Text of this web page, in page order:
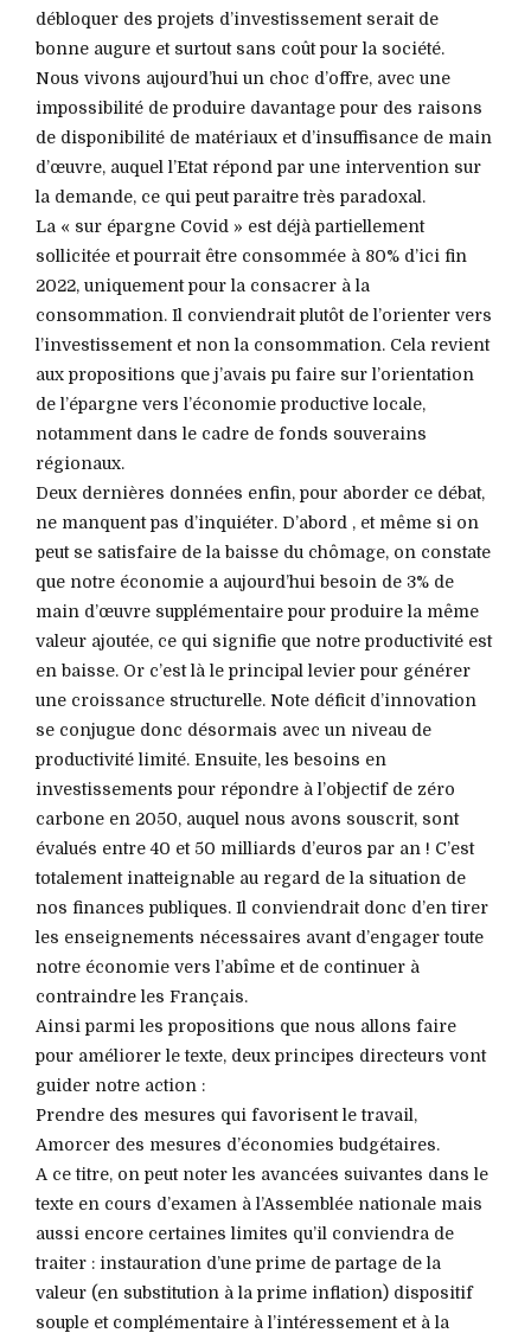
débloquer des projets d’investissement serait de
bonne augure et surtout sans coût pour la société.
Nous vivons aujourd’hui un choc d’offre, avec une
impossibilité de produire davantage pour des raisons
de disponibilité de matériaux et d’insuffisance de main
d’œuvre, auquel l’Etat répond par une intervention sur
la demande, ce qui peut paraitre très paradoxal.
La « sur épargne Covid » est déjà partiellement
sollicitée et pourrait être consommée à 80% d’ici fin
2022, uniquement pour la consacrer à la
consommation. Il conviendrait plutôt de l’orienter vers
l’investissement et non la consommation. Cela revient
aux propositions que j’avais pu faire sur l’orientation
de l’épargne vers l’économie productive locale,
notamment dans le cadre de fonds souverains
régionaux.
Deux dernières données enfin, pour aborder ce débat,
ne manquent pas d’inquiéter. D’abord , et même si on
peut se satisfaire de la baisse du chômage, on constate
que notre économie a aujourd’hui besoin de 3% de
main d’œuvre supplémentaire pour produire la même
valeur ajoutée, ce qui signifie que notre productivité est
en baisse. Or c’est là le principal levier pour générer
une croissance structurelle. Note déficit d’innovation
se conjugue donc désormais avec un niveau de
productivité limité. Ensuite, les besoins en
investissements pour répondre à l’objectif de zéro
carbone en 2050, auquel nous avons souscrit, sont
évalués entre 40 et 50 milliards d’euros par an ! C’est
totalement inatteignable au regard de la situation de
nos finances publiques. Il conviendrait donc d’en tirer
les enseignements nécessaires avant d’engager toute
notre économie vers l’abîme et de continuer à
contraindre les Français.
Ainsi parmi les propositions que nous allons faire
pour améliorer le texte, deux principes directeurs vont
guider notre action :
Prendre des mesures qui favorisent le travail,
Amorcer des mesures d’économies budgétaires.
A ce titre, on peut noter les avancées suivantes dans le
texte en cours d’examen à l’Assemblée nationale mais
aussi encore certaines limites qu’il conviendra de
traiter : instauration d’une prime de partage de la
valeur (en substitution à la prime inflation) dispositif
souple et complémentaire à l’intéressement et à la